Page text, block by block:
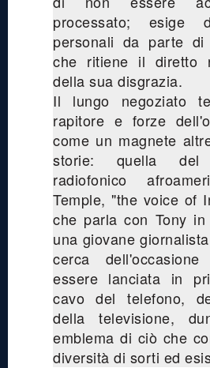
processato; esige
personali da parte di
che ritiene il diretto
della sua disgrazia.
Il lungo negoziato
rapitore e forze
come un magnete
storie: quella del
radiofonico
Temple, "the voice of
che parla con Tony
una giovane
cerca
essere lanciata in
cavo del telefono,
della televisione,
emblema di ciò che
diversità di sorti ed